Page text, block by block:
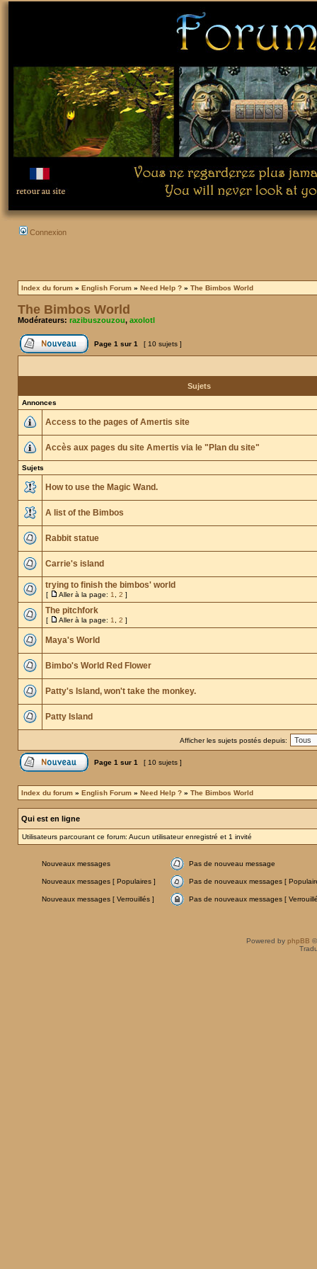
Connexion
Index du forum » English Forum » Need Help ? » The Bimbos World
The Bimbos World
Modérateurs: razibuszouzou, axolotl
Page 1 sur 1 [ 10 sujets ]
Sujets
Annonces
Access to the pages of Amertis site
Accès aux pages du site Amertis via le "Plan du site"
Sujets
How to use the Magic Wand.
A list of the Bimbos
Rabbit statue
Carrie's island
trying to finish the bimbos' world
[ Aller à la page: 1 2 ]
The pitchfork
[ Aller à la page: 1 2 ]
Maya's World
Bimbo's World Red Flower
Patty's Island, won't take the monkey.
Patty Island
Afficher les sujets postés depuis:
Page 1 sur 1 [ 10 sujets ]
Index du forum » English Forum » Need Help ? » The Bimbos World
Qui est en ligne
Utilisateurs parcourant ce forum: Aucun utilisateur enregistré et 1 invité
Nouveaux messages Pas de nouveau message
Nouveaux messages [ Populaires ] Pas de nouveaux messages [
Nouveaux messages [ Verrouillés ] Pas de nouveaux messages [
Powered by phpBB